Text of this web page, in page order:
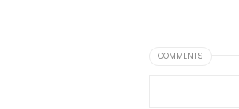
COMMENTS